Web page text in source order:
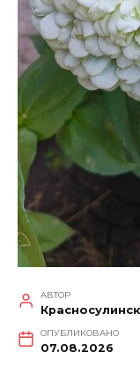
АВТОР
ОПУБЛИКОВАНО
07.08.2026